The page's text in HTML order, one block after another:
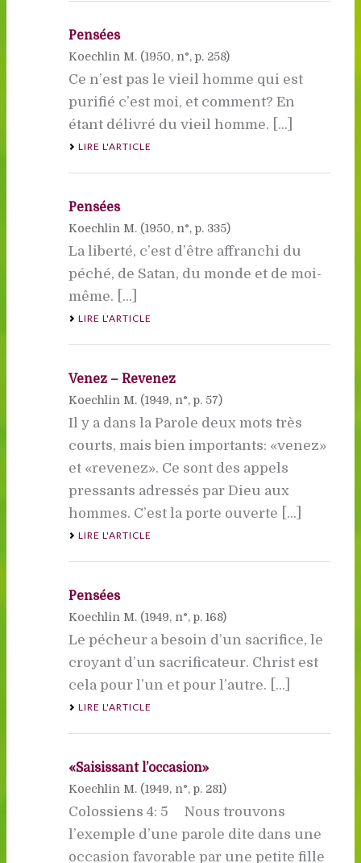
Pensées
Koechlin M. (1950, n°, p. 258)
Ce n’est pas le vieil homme qui est
purifié c’est moi, et comment? En
étant délivré du vieil homme. [...]
LIRE L'ARTICLE
Pensées
Koechlin M. (1950, n°, p. 335)
La liberté, c’est d’être affranchi du
péché, de Satan, du monde et de moi-
même. [...]
LIRE L'ARTICLE
Venez – Revenez
Koechlin M. (1949, n°, p. 57)
Il y a dans la Parole deux mots très
courts, mais bien importants: «venez»
et «revenez». Ce sont des appels
pressants adressés par Dieu aux
hommes. C’est la porte ouverte [...]
LIRE L'ARTICLE
Pensées
Koechlin M. (1949, n°, p. 168)
Le pécheur a besoin d’un sacrifice, le
croyant d’un sacrificateur. Christ est
cela pour l’un et pour l’autre. [...]
LIRE L'ARTICLE
«Saisissant l’occasion»
Koechlin M. (1949, n°, p. 281)
Colossiens 4: 5 Nous trouvons
l’exemple d’une parole dite dans une
occasion favorable par une petite fille